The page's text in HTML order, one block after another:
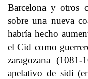
Barcelona y otros
sobre una nueva
habría hecho
el Cid como
zaragozana
apelativo de sidi